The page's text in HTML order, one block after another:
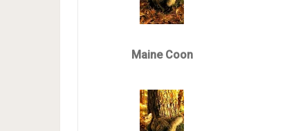
Maine Coon